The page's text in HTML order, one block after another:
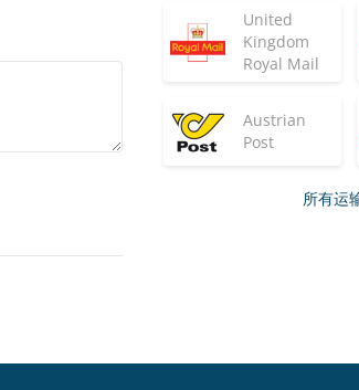
United
Kingdom
Royal Mail
Austrian
Post
所有运